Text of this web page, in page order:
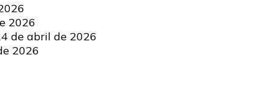
2026
de abril de 2026
2026